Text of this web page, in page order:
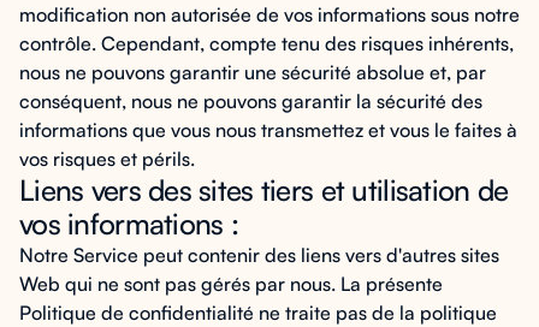
modification non autorisée de vos informations sous notre
contrôle. Cependant, compte tenu des risques inhérents,
nous ne pouvons garantir une sécurité absolue et, par
conséquent, nous ne pouvons garantir la sécurité des
informations que vous nous transmettez et vous le faites à
vos risques et périls.
Liens vers des sites tiers et utilisation de
vos informations :
Notre Service peut contenir des liens vers d'autres sites
Web qui ne sont pas gérés par nous. La présente
Politique de confidentialité ne traite pas de la politique